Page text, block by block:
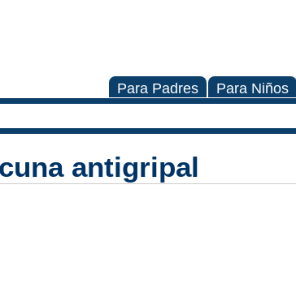
Para Padres Para Niños
antigripal